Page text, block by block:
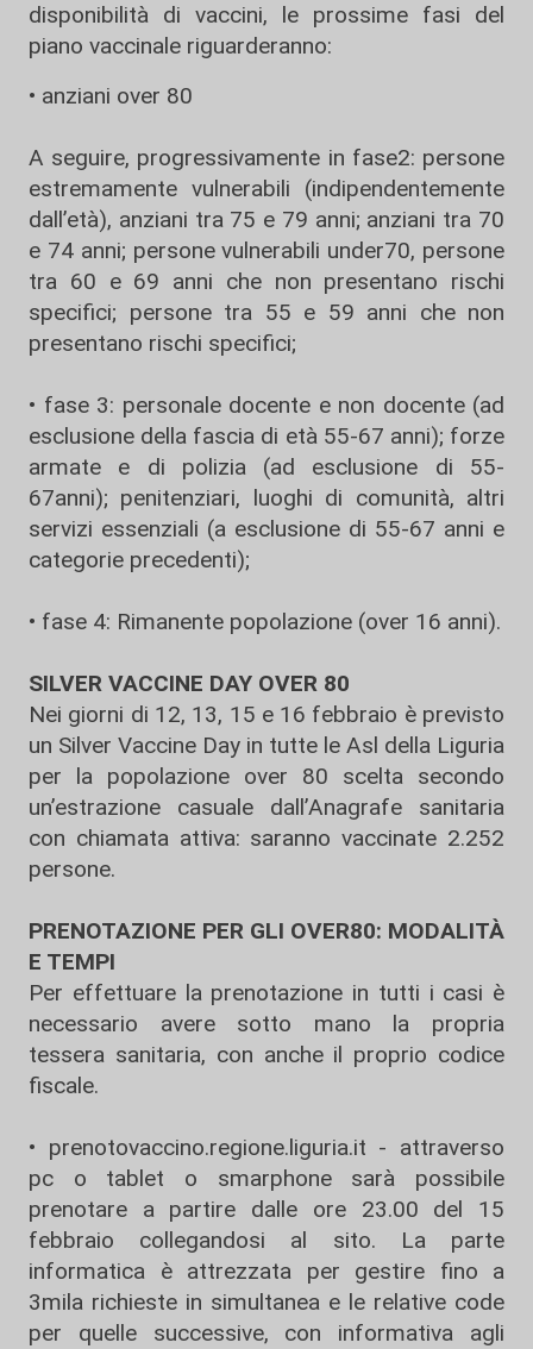
disponibilità di vaccini, le prossime fasi del
piano vaccinale riguarderanno:
• anziani over 80
A seguire, progressivamente in fase2: persone
estremamente vulnerabili (indipendentemente
dall’età), anziani tra 75 e 79 anni; anziani tra 70
e 74 anni; persone vulnerabili under70, persone
tra 60 e 69 anni che non presentano rischi
specifici; persone tra 55 e 59 anni che non
presentano rischi specifici;
• fase 3: personale docente e non docente (ad
esclusione della fascia di età 55-67 anni); forze
armate e di polizia (ad esclusione di 55-
67anni); penitenziari, luoghi di comunità, altri
servizi essenziali (a esclusione di 55-67 anni e
categorie precedenti);
• fase 4: Rimanente popolazione (over 16 anni).
SILVER VACCINE DAY OVER 80
Nei giorni di 12, 13, 15 e 16 febbraio è previsto
un Silver Vaccine Day in tutte le Asl della Liguria
per la popolazione over 80 scelta secondo
un’estrazione casuale dall’Anagrafe sanitaria
con chiamata attiva: saranno vaccinate 2.252
persone.
PRENOTAZIONE PER GLI OVER80: MODALITÀ
E TEMPI
Per effettuare la prenotazione in tutti i casi è
necessario avere sotto mano la propria
tessera sanitaria, con anche il proprio codice
fiscale.
• prenotovaccino.regione.liguria.it - attraverso
pc o tablet o smarphone sarà possibile
prenotare a partire dalle ore 23.00 del 15
febbraio collegandosi al sito. La parte
informatica è attrezzata per gestire fino a
3mila richieste in simultanea e le relative code
per quelle successive, con informativa agli